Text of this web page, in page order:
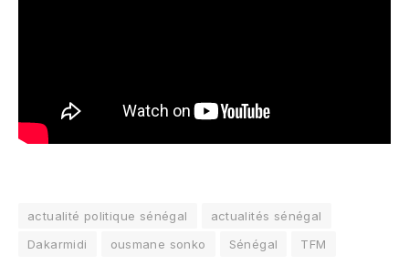
actualité politique sénégal
actualités sénégal
Dakarmidi
ousmane sonko Sénégal TFM